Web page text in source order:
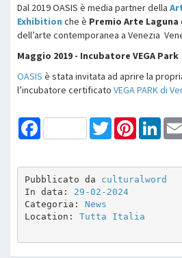
Dal 2019 OASIS è media partner della
Exhibition che è Premio Arte Laguna
dell’arte contemporanea a Venezia
Maggio 2019 - Incubatore VEGA Park
OASIS è stata invitata ad aprire la
l’incubatore certificato VEGA PARK di
Facebook TwitterPinterest
Pubblicato da culturalword
In data: 29-02-2024
Categoria: News
Location: Tutta Italia